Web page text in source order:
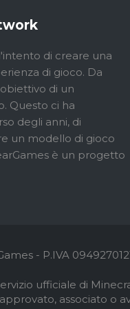
di creare una
di gioco. Da
di un
Questo ci ha
degli anni, di
un modello di gioco
è un progetto
- P.IVA
ufficiale di
associato o